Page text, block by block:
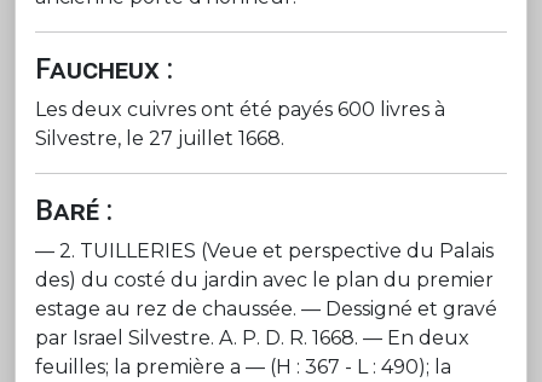
Faucheux :
Les deux cuivres ont été payés 600 livres à
Silvestre, le 27 juillet 1668.
Baré :
— 2. TUILLERIES (Veue et perspective du Palais
des) du costé du jardin avec le plan du premier
estage au rez de chaussée. — Dessigné et gravé
par Israel Silvestre. A. P. D. R. 1668. — En deux
feuilles; la première a — (H : 367 - L : 490); la